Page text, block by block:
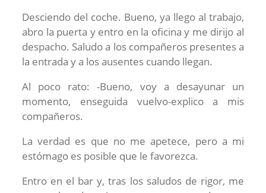
Desciendo del coche. Bueno, ya llego al trabajo,
abro la puerta y entro en la oficina y me dirijo al
despacho. Saludo a los compañeros presentes a
la entrada y a los ausentes cuando llegan.
Al poco rato: -Bueno, voy a desayunar un
momento, enseguida vuelvo-explico a mis
compañeros.
La verdad es que no me apetece, pero a mi
estómago es posible que le favorezca.
Entro en el bar y, tras los saludos de rigor, me